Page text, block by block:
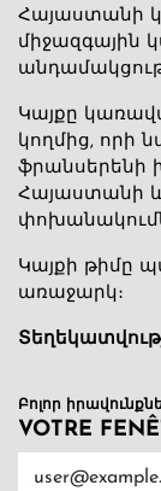
Հայաստանի
միջազգային
Կայքը
կողմից, որի
ֆրանսերենի
Հայաստանի և
Կայքի թիմը
առաջարկ։
Բոլոր
VOTRE